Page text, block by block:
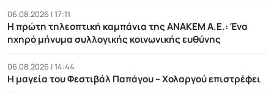
06.08.2026 | 17:11
Η πρώτη τηλεοπτική καμπάνια της ΑΝΑΚΕΜ Α.Ε.: Ένα
ηχηρό μήνυμα συλλογικής κοινωνικής ευθύνης
06.08.2026 | 14:44
Η μαγεία του Φεστιβάλ Παπάγου – Χολαργού επιστρέφει